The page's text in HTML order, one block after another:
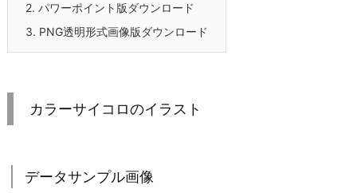
2. パワーポイント版ダウンロード
3. PNG透明形式画像版ダウンロード
カラーサイコロのイラスト
データサンプル画像